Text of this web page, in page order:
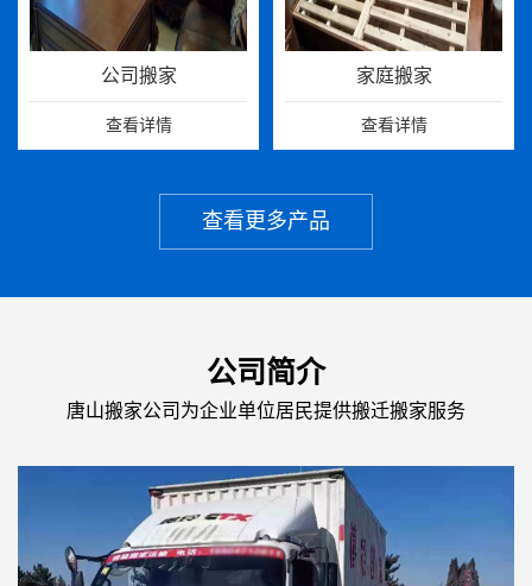
公司搬家
查看详情
家庭搬家
查看详情
查看更多产品
公司简介
唐山搬家公司为企业单位居民提供搬迁搬家服务